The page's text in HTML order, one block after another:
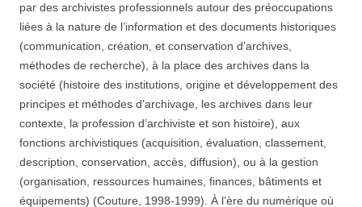
par des archivistes professionnels autour des préoccupations
liées à la nature de l’information et des documents historiques
(communication, création, et conservation d’archives,
méthodes de recherche), à la place des archives dans la
société (histoire des institutions, origine et développement des
principes et méthodes d’archivage, les archives dans leur
contexte, la profession d’archiviste et son histoire), aux
fonctions archivistiques (acquisition, évaluation, classement,
description, conservation, accès, diffusion), ou à la gestion
(organisation, ressources humaines, finances, bâtiments et
équipements) (Couture, 1998-1999). À l’ère du numérique où